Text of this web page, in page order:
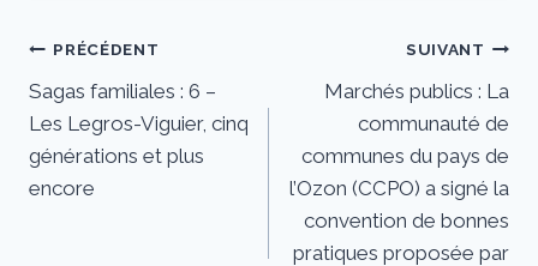
PRÉCÉDENT
Sagas familiales : 6 –
Les Legros-Viguier, cinq
générations et plus
encore
SUIVANT
Marchés publics : La
communauté de
communes du pays de
l’Ozon (CCPO) a signé la
convention de bonnes
pratiques proposée par